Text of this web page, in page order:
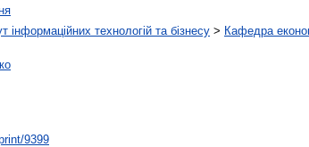
інформаційних технологій та бізнесу > Кафедра
9399